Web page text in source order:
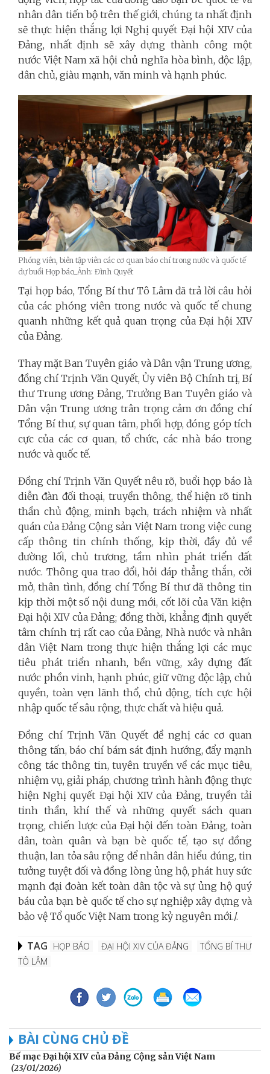
nhân dân tiến bộ trên thế giới, chúng ta nhất định
sẽ thực hiện thắng lợi Nghị quyết Đại hội XIV của
Đảng, nhất định sẽ xây dựng thành công một
nước Việt Nam xã hội chủ nghĩa hòa bình, độc lập,
dân chủ, giàu mạnh, văn minh và hạnh phúc.
Phóng viên, biên tập viên các cơ quan báo chí trong nước và quốc tế
dự buổi Họp báo_Ảnh: Đình Quyết
Tại họp báo, Tổng Bí thư Tô Lâm đã trả lời câu hỏi
của các phóng viên trong nước và quốc tế chung
quanh những kết quả quan trọng của Đại hội XIV
của Đảng.
Thay mặt Ban Tuyên giáo và Dân vận Trung ương,
đồng chí Trịnh Văn Quyết, Ủy viên Bộ Chính trị, Bí
thư Trung ương Đảng, Trưởng Ban Tuyên giáo và
Dân vận Trung ương trân trọng cảm ơn đồng chí
Tổng Bí thư, sự quan tâm, phối hợp, đóng góp tích
cực của các cơ quan, tổ chức, các nhà báo trong
nước và quốc tế.
Đồng chí Trịnh Văn Quyết nêu rõ, buổi họp báo là
diễn đàn đối thoại, truyền thông, thể hiện rõ tinh
thần chủ động, minh bạch, trách nhiệm và nhất
quán của Đảng Cộng sản Việt Nam trong việc cung
cấp thông tin chính thống, kịp thời, đầy đủ về
đường lối, chủ trương, tầm nhìn phát triển đất
nước. Thông qua trao đổi, hỏi đáp thẳng thắn, cởi
mở, thân tình, đồng chí Tổng Bí thư đã thông tin
kịp thời một số nội dung mới, cốt lõi của Văn kiện
Đại hội XIV của Đảng; đồng thời, khẳng định quyết
tâm chính trị rất cao của Đảng, Nhà nước và nhân
dân Việt Nam trong thực hiện thắng lợi các mục
tiêu phát triển nhanh, bền vững, xây dựng đất
nước phồn vinh, hạnh phúc, giữ vững độc lập, chủ
quyền, toàn vẹn lãnh thổ, chủ động, tích cực hội
nhập quốc tế sâu rộng, thực chất và hiệu quả.
Đồng chí Trịnh Văn Quyết đề nghị các cơ quan
thông tấn, báo chí bám sát định hướng, đẩy mạnh
công tác thông tin, tuyên truyền về các mục tiêu,
nhiệm vụ, giải pháp, chương trình hành động thực
hiện Nghị quyết Đại hội XIV của Đảng, truyền tải
tinh thần, khí thế và những quyết sách quan
trọng, chiến lược của Đại hội đến toàn Đảng, toàn
dân, toàn quân và bạn bè quốc tế, tạo sự đồng
thuận, lan tỏa sâu rộng để nhân dân hiểu đúng, tin
tưởng tuyệt đối và đồng lòng ủng hộ, phát huy sức
mạnh đại đoàn kết toàn dân tộc và sự ủng hộ quý
báu của bạn bè quốc tế cho sự nghiệp xây dựng và
bảo vệ Tổ quốc Việt Nam trong kỷ nguyên mới./.
TAG HỌP BÁO ĐẠI HỘI XIV CỦA ĐẢNG
TỔNG BÍ THƯ
TÔ LÂM
BÀI CÙNG CHỦ ĐỀ
Bế mạc Đại hội XIV của Đảng Cộng sản Việt Nam
(23/01/2026)